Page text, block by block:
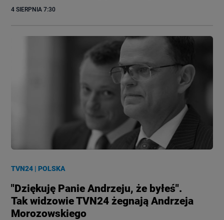
4 SIERPNIA 7:30
TVN24 |POLSKA
"Dziękuję Panie Andrzeju, że byłeś".
Tak widzowie TVN24 żegnają Andrzeja
Morozowskiego